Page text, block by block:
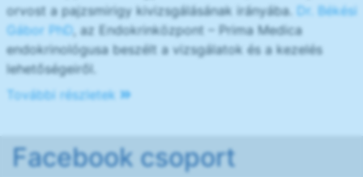
orvost a pajzsmirigy kivizsgálásának irányába. Dr. Békési
Gábor PhD, az Endokrinközpont – Prima Medica
endokrinológusa beszélt a vizsgálatok és a kezelés
lehetőségeiről.
További részletek
Facebook csoport